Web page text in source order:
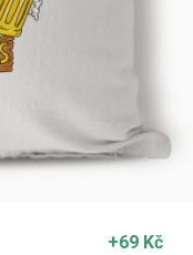
+69 Kč